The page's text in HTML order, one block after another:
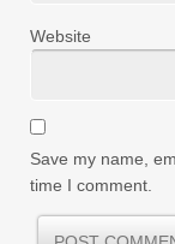
Website
Save my name,
time I comment.